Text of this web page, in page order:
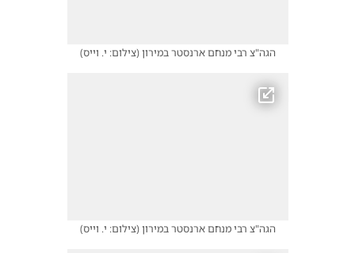
הגה"צ רבי מנחם ארנסטר במירון(צילום: י. וייס)
הגה"צ רבי מנחם ארנסטר במירון(צילום: י. וייס)